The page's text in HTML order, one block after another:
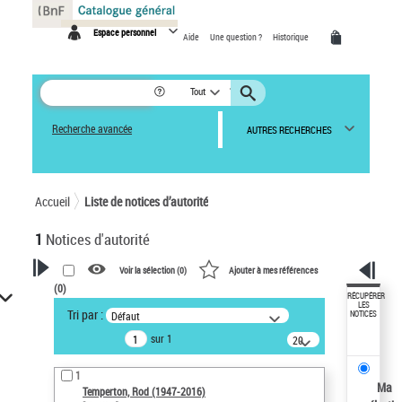
Espace personnel Aide Une question ? Historique
Tout
Recherche avancée AUTRES RECHERCHES
Accueil Liste de notices d’autorité
1 Notices d'autorité
VOTRE RECHERCHE
Recherche avancée dans les
notices d’autorité
Œuvres liées à l'auteur :
Temperton, Rod (1947-2016)
Voir la sélection (0) Ajouter à mes références
(0)
Tri par : Défaut
sur 1
20
résultats/page
1
Temperton, Rod (1947-2016)
RÉCUPÉRER
LES
NOTICES
Ma
Panneau de gestion des cookies